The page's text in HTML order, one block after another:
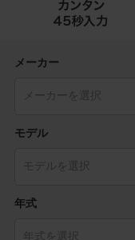
メーカー
モデル
年式